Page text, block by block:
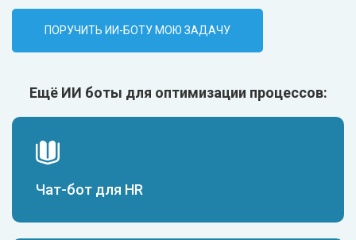
ПОРУЧИТЬ ИИ-БОТУ МОЮ ЗАДАЧУ
Ещё ИИ боты для оптимизации процессов:
Чат-бот для HR